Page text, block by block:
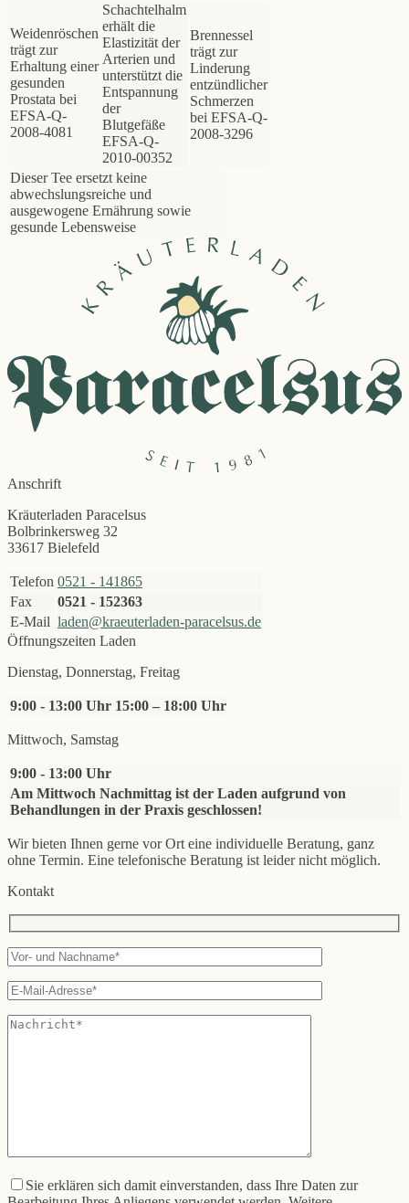
Weidenröschen
trägt zur
Erhaltung einer
gesunden
Prostata bei
EFSA-Q-
2008-4081
Schachtelhalm
erhält die
Elastizität der
Arterien und
unterstützt die
Entspannung
der
Blutgefäße
EFSA-Q-
2010-00352
Brennessel
trägt zur
Linderung
entzündlicher
Schmerzen
bei EFSA-Q-
2008-3296
Dieser Tee ersetzt keine
abwechslungsreiche und
ausgewogene Ernährung sowie
gesunde Lebensweise
Anschrift
Kräuterladen Paracelsus
Bolbrinkersweg 32
33617 Bielefeld
Telefon 0521 - 141865
Fax
0521 - 152363
E-Mail laden@kraeuterladen-paracelsus.de
Öffnungszeiten Laden
Dienstag, Donnerstag, Freitag
9:00 - 13:00 Uhr 15:00 – 18:00 Uhr
Mittwoch, Samstag
9:00 - 13:00 Uhr
Am Mittwoch Nachmittag ist der Laden aufgrund von
Behandlungen in der Praxis geschlossen!
Wir bieten Ihnen gerne vor Ort eine individuelle Beratung, ganz
ohne Termin. Eine telefonische Beratung ist leider nicht möglich.
Kontakt
Sie erklären sich damit einverstanden, dass Ihre Daten zur